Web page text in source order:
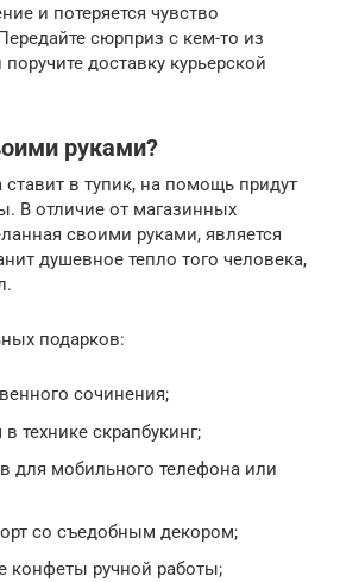
и потеряется чувство
сюрприз с кем-то из
доставку курьерской
руками?
в тупик, на помощь придут
В отличие от магазинных
своими руками, является
душевное тепло того человека,
подарков:
сочинения;
технике скрапбукинг;
для мобильного телефона или
со съедобным декором;
конфеты ручной работы;